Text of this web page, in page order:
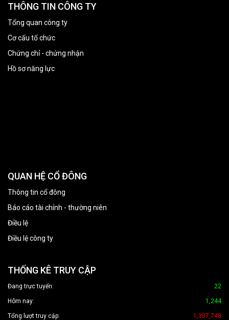
THÔNG TIN CÔNG TY
Tổng quan công ty
Cơ cấu tổ chức
Chứng chỉ - chứng nhận
Hồ sơ năng lực
QUAN HỆ CỔ ĐÔNG
Thông tin cổ đông
Báo cáo tài chính - thường niên
Điều lệ
Điều lệ công ty
THỐNG KÊ TRUY CẬP
Đang trực tuyến: 22
Hôm nay: 1,244
Tổng lượt truy cập: 1,307,748